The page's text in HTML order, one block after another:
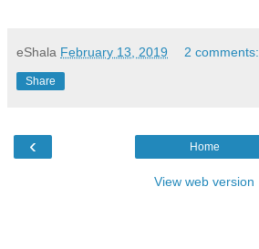
eShala February 13, 2019 2 comments:
Share
‹ Home
View web version